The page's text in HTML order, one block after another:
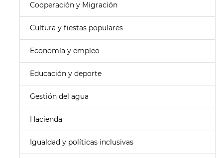
Cooperación y Migración
Cultura y fiestas populares
Economía y empleo
Educación y deporte
Gestión del agua
Hacienda
Igualdad y políticas inclusivas